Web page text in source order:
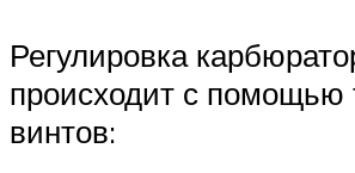
Регулировка
происходит с помощью
винтов: